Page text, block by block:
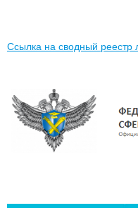
Ссылка на сводный реестр